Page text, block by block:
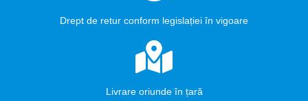
Drept de retur conform legislației în vigoare
Livrare oriunde în țară